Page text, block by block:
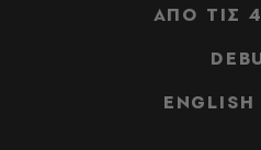
ΑΠΟ ΤΙΣ
ENGLISH